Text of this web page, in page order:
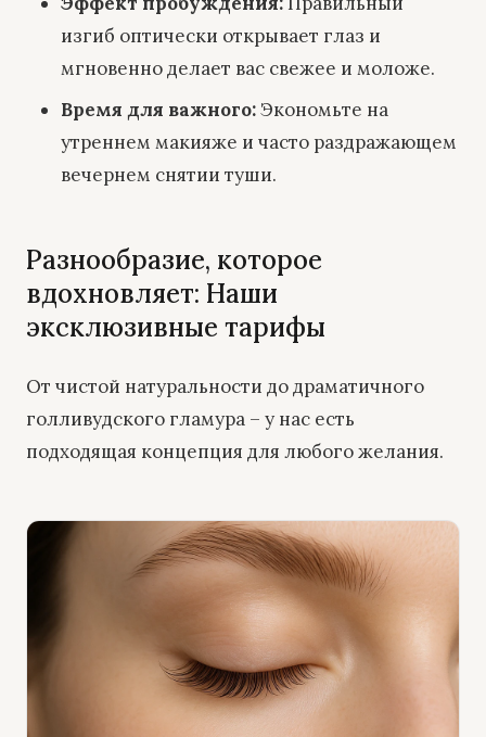
изгиб оптически открывает глаз и
мгновенно делает вас свежее и моложе.
Время для важного:Экономьте на
утреннем макияже и часто раздражающем
вечернем снятии туши.
Разнообразие, которое
вдохновляет: Наши
эксклюзивные тарифы
От чистой натуральности до драматичного
голливудского гламура – у нас есть
подходящая концепция для любого желания.